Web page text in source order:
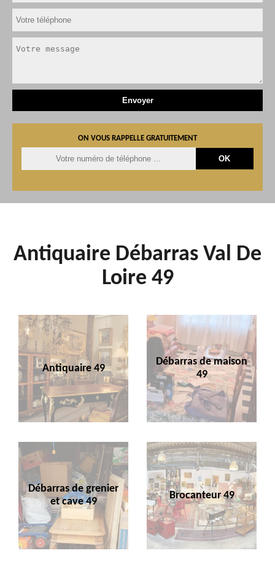
ON VOUS RAPPELLE GRATUITEMENT
Antiquaire Débarras Val De
Loire 49
Antiquaire 49
Débarras de maison
49
Débarras de grenier
et cave 49
Brocanteur 49